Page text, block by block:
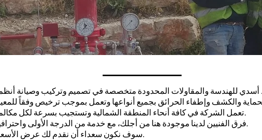
أسدي للهندسة والمقاولات المحدودة متخصصة في تصميم وتركيب وصيانة
تعمل الشركة في كافة أنحاء المنطقة الشمالية وتستجيب بسرعة لكل مكالمة.
فرق الفنيين لدينا موجودة هنا من أجلك، مع خدمة من الدرجة الأولى واحترافية.
سوف نكون سعداء أن نقدم لك عرض الأسعار.